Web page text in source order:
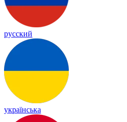
русский
українська